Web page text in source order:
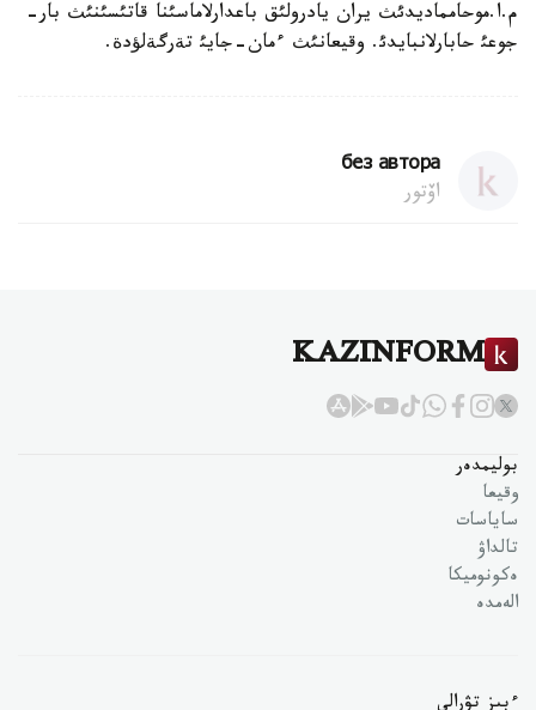
م.ا.موحامماديدئث يران يادرولئق باعدارلاماسئنا قاتئسئنئث بار-
جوعئ حابارلانبايدئ. وقيعانئث ءمان-جايئ تةرگةلؤدة.
без автора
اۆتور
KAZINFORM
بوليمدەر
وقيعا
ساياسات
تالداۋ
ەكونوميكا
الەمدە